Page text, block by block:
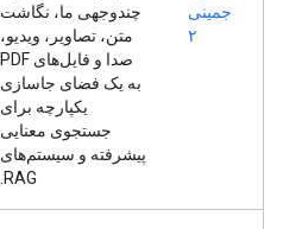
جمینی
۲
چندوجهی ما، نگاشت
متن، تصاویر، ویدیو،
صدا و فایل‌های PDF
به یک فضای جاسازی
یکپارچه برای
جستجوی معنایی
پیشرفته و سیستم‌های
RAG.